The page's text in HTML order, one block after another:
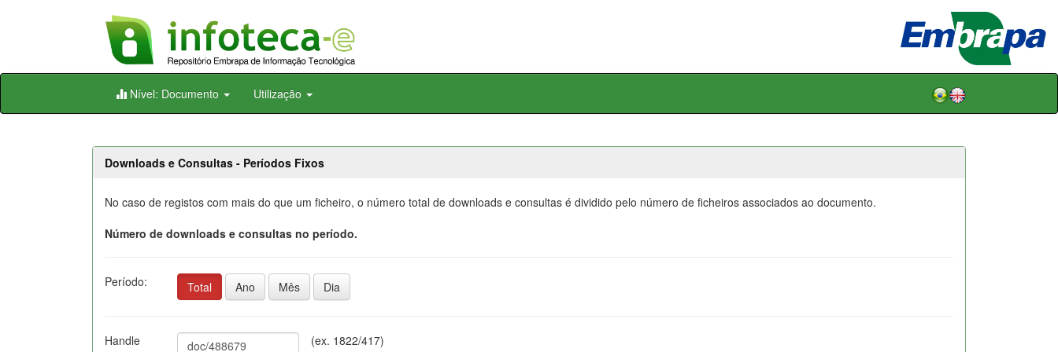
Skip
Nível: Documento Utilização
Downloads e Consultas - Períodos Fixos
No caso de registos com mais do que um ficheiro, o número total de downloads e consultas é dividido pelo número de ficheiros associados ao documento.
Número de downloads e consultas no período.
Período: Total Ano Mês Dia
Handle
(ex. 1822/417)